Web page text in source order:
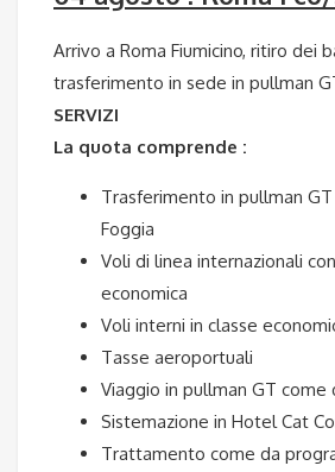
Arrivo a Roma Fiumicino, ritiro dei
trasferimento in sede in pullman
SERVIZI
La quota comprende :
Trasferimento in pullman GT
Foggia
Voli di linea internazionali
economica
Voli interni in classe
Tasse aeroportuali
Viaggio in pullman GT come
Sistemazione in Hotel Cat
Trattamento come da